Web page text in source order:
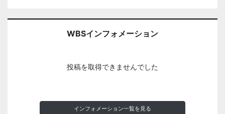
WBSインフォメーション
投稿を取得できませんでした
インフォメーション一覧を見る